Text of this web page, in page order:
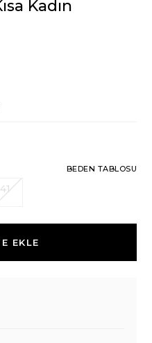
Kadın
BEDEN TABLOSU
41
EKLE